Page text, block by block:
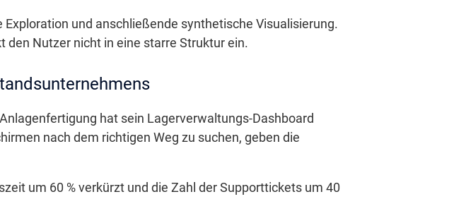
und anschließende synthetische Visualisierung.
den Nutzer nicht in eine starre Struktur ein.
hat sein Lagerverwaltungs-Dashboard
nach dem richtigen Weg zu suchen, geben die
um 60 % verkürzt und die Zahl der Supporttickets um 40